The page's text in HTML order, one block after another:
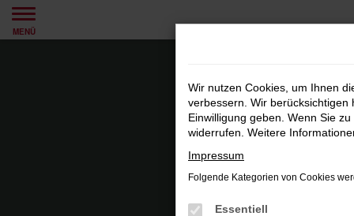
Zum
Hauptinhalt
MENÜ
Wir nutzen Cookies, um Ihnen
verbessern. Wir
Einwilligung geben. Wenn Sie
widerrufen. Weitere
Impressum
Folgende Kategorien von Cookies
Essentiell